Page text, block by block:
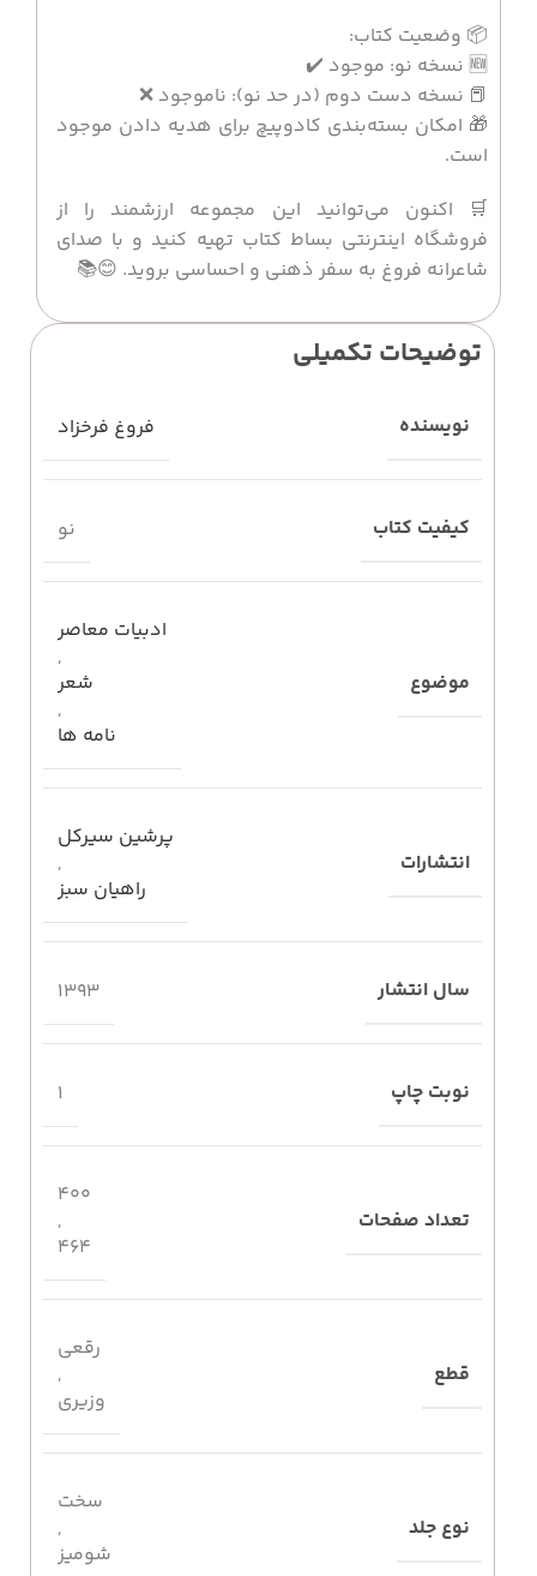
📦 وضعیت کتاب:
🆕 نسخه نو: موجود ✔️
📕 نسخه دست دوم (در حد نو): ناموجود ❌
🎁 امکان بسته‌بندی کادوپیچ برای هدیه دادن موجود
است.
🛒 اکنون می‌توانید این مجموعه ارزشمند را از
فروشگاه اینترنتی بساط کتاب تهیه کنید و با صدای
شاعرانه فروغ به سفر ذهنی و احساسی بروید. 😊📚
توضیحات تکمیلی
نویسنده فروغ فرخزاد
کیفیت کتاب نو
موضوع
ادبیات معاصر
,
شعر
,
نامه ها
انتشارات
پرشین سیرکل
,
راهیان سبز
سال انتشار 1393
نوبت چاپ 1
تعداد صفحات
400
,
464
قطع
رقعی
,
وزیری
نوع جلد
سخت
,
شومیز